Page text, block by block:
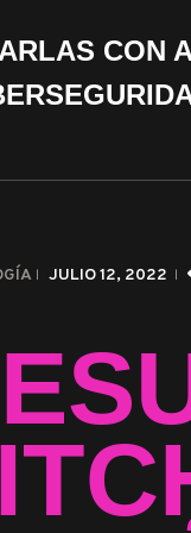
CON
JULIO 12, 2022
CINE Y